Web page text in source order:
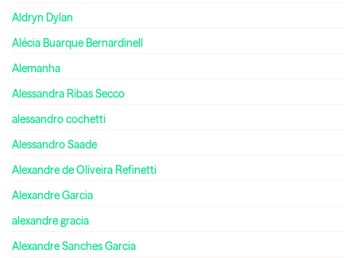
Aldryn Dylan
Alécia Buarque Bernardinell
Alemanha
Alessandra Ribas Secco
alessandro cochetti
Alessandro Saade
Alexandre de Oliveira Refinetti
Alexandre Garcia
alexandre gracia
Alexandre Sanches Garcia